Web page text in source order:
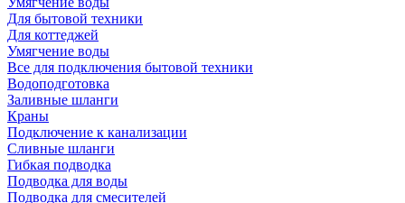
Для бытовой техники
Для коттеджей
Умягчение воды
Все для подключения бытовой техники
Водоподготовка
Заливные шланги
Краны
Подключение к канализации
Сливные шланги
Гибкая подводка
Подводка для воды
Подводка для смесителей